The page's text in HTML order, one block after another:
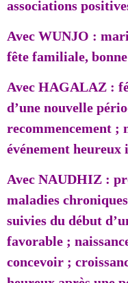
associations
Avec WUNJO :
fête familiale,
Avec HAGALAZ :
d’une nouvelle
recommencement ;
événement heureux
Avec NAUDHIZ :
maladies
suivies du début
favorable ;
concevoir ;